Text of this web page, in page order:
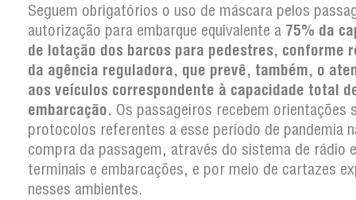
Seguem obrigatórios o uso de máscara pelos
autorização para embarque equivalente a 75% da
de lotação dos barcos para pedestres, conforme
da agência reguladora, que prevê, também, o
aos veículos correspondente à capacidade total
embarcação. Os passageiros recebem orientações
protocolos referentes a esse período de pandemia
compra da passagem, através do sistema de rádio
terminais e embarcações, e por meio de cartazes
nesses ambientes.